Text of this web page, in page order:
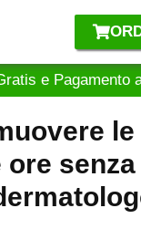
e Pagamento
ore